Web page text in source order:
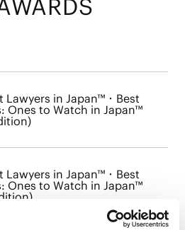
Lawyers in Japan™・Best
Ones to Watch in Japan™
Lawyers in Japan™・Best
Ones to Watch in Japan™